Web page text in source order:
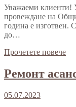
Уважаеми клиенти!
провеждане на
година е
до…
Прочетете повече
Ремонт
05.07.2023